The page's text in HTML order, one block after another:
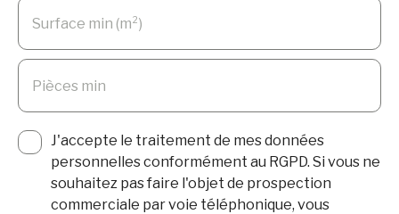
Surface min (m²)
Pièces min
J'accepte le traitement de mes données
personnelles conformément au RGPD. Si vous ne
souhaitez pas faire l'objet de prospection
commerciale par voie téléphonique, vous